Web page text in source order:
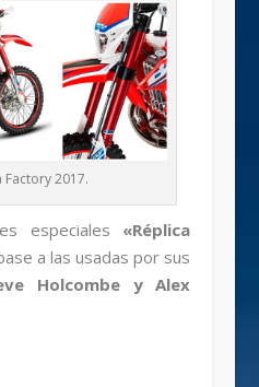
Factory 2017.
especiales «Réplica
a las usadas por sus
Holcombe y Alex